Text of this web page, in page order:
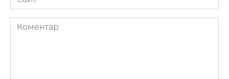
Коментар